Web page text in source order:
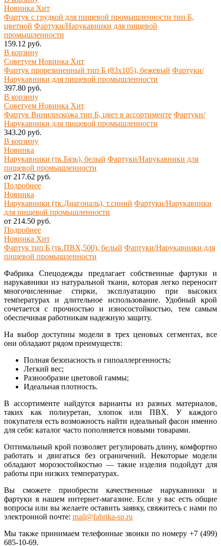
Новинка Хит
Фартук с грудкой для пищевой промышленности тип Б,
цветной Фартуки/Нарукавники для пищевой
промышленности
159.12 руб.
В корзину
Советуем Новинка Хит
Фартук прорезиненный тип Б (83х105), бежевый Фартуки/
Нарукавники для пищевой промышленности
397.80 руб.
В корзину
Советуем Новинка Хит
Фартук Винилискожа тип Б, цвет в ассортименте Фартуки/
Нарукавники для пищевой промышленности
343.20 руб.
В корзину
Новинка
Нарукавники (тк.Бязь), белый Фартуки/Нарукавники для
пищевой промышленности
от 217.62 руб.
Подробнее
Новинка
Нарукавники (тк.Диагональ), т.синий Фартуки/Нарукавники
для пищевой промышленности
от 214.50 руб.
Подробнее
Новинка Хит
Фартук тип Б (тк.ПВХ,500), белый Фартуки/Нарукавники для
пищевой промышленности
Фабрика Спецодежды предлагает собственные фартуки и
нарукавники из натуральной ткани, которая легко переносит
многочисленные стирки, эксплуатацию при высоких
температурах и длительное использование. Удобный крой
сочетается с прочностью и износостойкостью, тем самым
обеспечивая работникам надежную защиту.
На выбор доступны модели в трех ценовых сегментах, все
они обладают рядом преимуществ:
Полная безопасность и гипоаллергенность;
Легкий вес;
Разнообразие цветовой гаммы;
Идеальная плотность.
В ассортименте найдутся варианты из разных материалов,
таких как полиуретан, хлопок или ПВХ. У каждого
покупателя есть возможность найти идеальный фасон именно
для себя: каталог часто пополняется новыми товарами.
Оптимальный крой позволяет регулировать длину, комфортно
работать и двигаться без ограничений. Некоторые модели
обладают морозостойкостью — такие изделия подойдут для
работы при низких температурах.
Вы сможете приобрести качественные нарукавники и
фартуки в нашем интернет-магазине. Если у вас есть общие
вопросы или вы желаете оставить заявку, свяжитесь с нами по
электронной почте: mail@fabrika-sp.ru
Мы также принимаем телефонные звонки по номеру +7 (499)
685-10-69.